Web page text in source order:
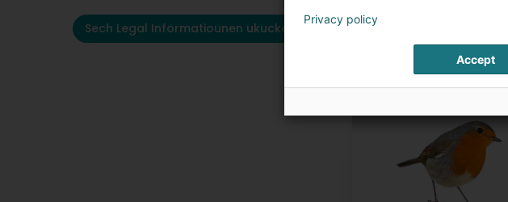
Sech Legal Informatiounen ukucken
Privacy policy
Accept